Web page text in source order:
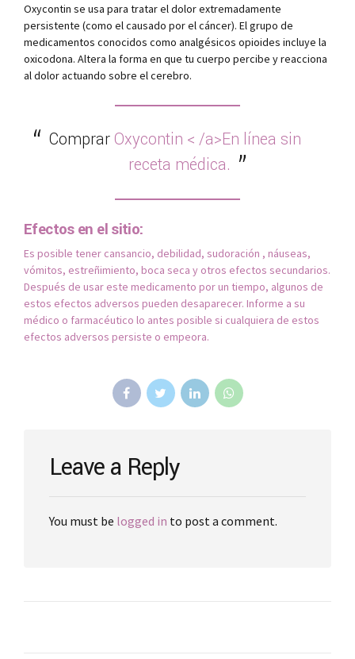
Oxycontin se usa para tratar el dolor extremadamente
persistente (como el causado por el cáncer). El grupo de
medicamentos conocidos como analgésicos opioides incluye la
oxicodona. Altera la forma en que tu cuerpo percibe y reacciona
al dolor actuando sobre el cerebro.
Comprar Oxycontin < /a>En línea sin
receta médica.
Efectos en el sitio:
Es posible tener cansancio, debilidad, sudoración , náuseas,
vómitos, estreñimiento, boca seca y otros efectos secundarios.
Después de usar este medicamento por un tiempo, algunos de
estos efectos adversos pueden desaparecer. Informe a su
médico o farmacéutico lo antes posible si cualquiera de estos
efectos adversos persiste o empeora.
Leave a Reply
You must be logged in to post a comment.